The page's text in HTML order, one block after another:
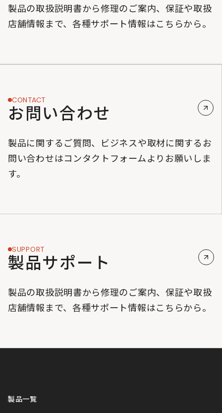
製品の取扱説明書から修理のご案内、保証や取扱
店舗情報まで、各種サポート情報はこちらから。
CONTACT
お問い合わせ
製品に関するご質問、ビジネスや取材に関するお
問い合わせはコンタクトフォームよりお願いしま
す。
SUPPORT
製品サポート
製品の取扱説明書から修理のご案内、保証や取扱
店舗情報まで、各種サポート情報はこちらから。
製品一覧